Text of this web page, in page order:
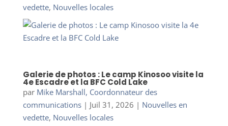
vedette, Nouvelles locales
Galerie de photos : Le camp Kinosoo visite la
4e Escadre et la BFC Cold Lake
par Mike Marshall, Coordonnateur des
communications| Juil 31, 2026 | Nouvelles en
vedette, Nouvelles locales